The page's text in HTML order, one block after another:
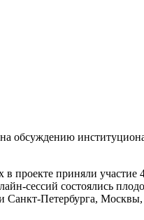
обсуждению
проекте приняли
сессий состоялись
Санкт-Петербурга, Москвы,